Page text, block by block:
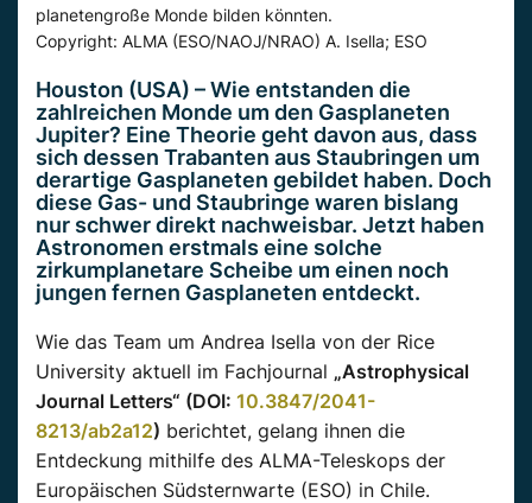
planetengroße Monde bilden könnten.
Copyright: ALMA (ESO/NAOJ/NRAO) A. Isella; ESO
Houston (USA) – Wie entstanden die
zahlreichen Monde um den Gasplaneten
Jupiter? Eine Theorie geht davon aus, dass
sich dessen Trabanten aus Staubringen um
derartige Gasplaneten gebildet haben. Doch
diese Gas- und Staubringe waren bislang
nur schwer direkt nachweisbar. Jetzt haben
Astronomen erstmals eine solche
zirkumplanetare Scheibe um einen noch
jungen fernen Gasplaneten entdeckt.
Wie das Team um Andrea Isella von der Rice
University aktuell im Fachjournal „Astrophysical
Journal Letters“ (DOI: 10.3847/2041-
8213/ab2a12) berichtet, gelang ihnen die
Entdeckung mithilfe des ALMA-Teleskops der
Europäischen Südsternwarte (ESO) in Chile.